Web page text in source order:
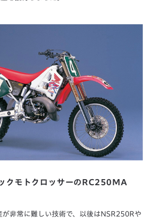
クモトクロッサーのRC250MA
が非常に難しい技術で、以後はNSR250Rや